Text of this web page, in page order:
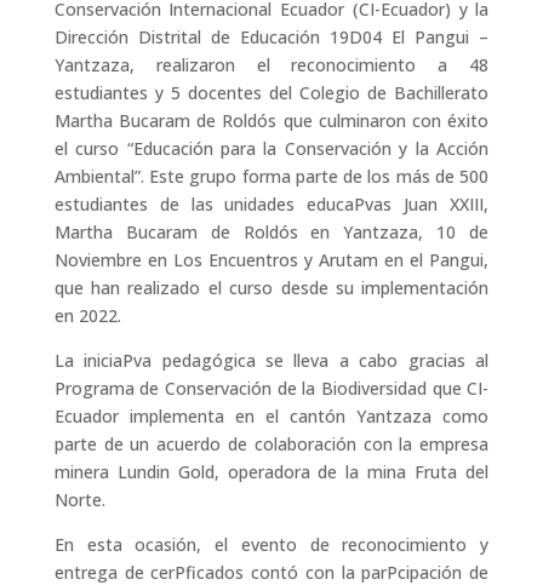
Conservación Internacional Ecuador (CI-Ecuador) y la
Dirección Distrital de Educación 19D04 El Pangui –
Yantzaza, realizaron el reconocimiento a 48
estudiantes y 5 docentes del Colegio de Bachillerato
Martha Bucaram de Roldós que culminaron con éxito
el curso “Educación para la Conservación y la Acción
Ambiental”. Este grupo forma parte de los más de 500
estudiantes de las unidades educaPvas Juan XXIII,
Martha Bucaram de Roldós en Yantzaza, 10 de
Noviembre en Los Encuentros y Arutam en el Pangui,
que han realizado el curso desde su implementación
en 2022.
La iniciaPva pedagógica se lleva a cabo gracias al
Programa de Conservación de la Biodiversidad que CI-
Ecuador implementa en el cantón Yantzaza como
parte de un acuerdo de colaboración con la empresa
minera Lundin Gold, operadora de la mina Fruta del
Norte.
En esta ocasión, el evento de reconocimiento y
entrega de cerPficados contó con la parPcipación de